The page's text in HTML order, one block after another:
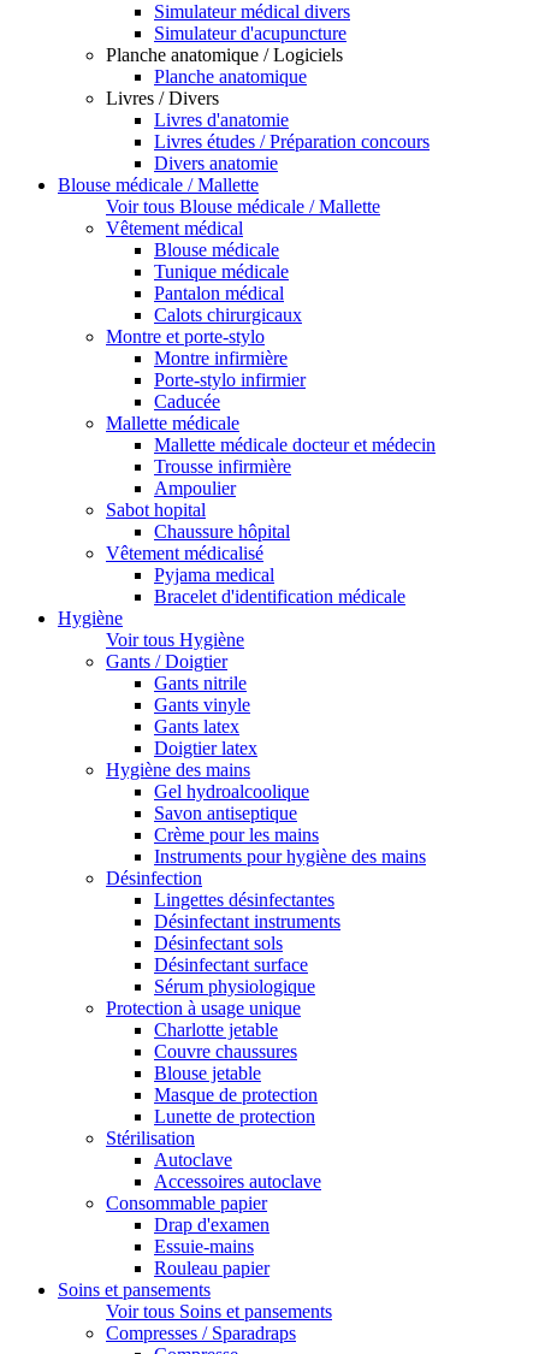
Simulateur médical divers
Simulateur d'acupuncture
Planche anatomique / Logiciels
Planche anatomique
Livres / Divers
Livres d'anatomie
Livres études / Préparation concours
Divers anatomie
Blouse médicale / Mallette
Voir tous Blouse médicale / Mallette
Vêtement médical
Blouse médicale
Tunique médicale
Pantalon médical
Calots chirurgicaux
Montre et porte-stylo
Montre infirmière
Porte-stylo infirmier
Caducée
Mallette médicale
Mallette médicale docteur et médecin
Trousse infirmière
Ampoulier
Sabot hopital
Chaussure hôpital
Vêtement médicalisé
Pyjama medical
Bracelet d'identification médicale
Hygiène
Voir tous Hygiène
Gants / Doigtier
Gants nitrile
Gants vinyle
Gants latex
Doigtier latex
Hygiène des mains
Gel hydroalcoolique
Savon antiseptique
Crème pour les mains
Instruments pour hygiène des mains
Désinfection
Lingettes désinfectantes
Désinfectant instruments
Désinfectant sols
Désinfectant surface
Sérum physiologique
Protection à usage unique
Charlotte jetable
Couvre chaussures
Blouse jetable
Masque de protection
Lunette de protection
Stérilisation
Autoclave
Accessoires autoclave
Consommable papier
Drap d'examen
Essuie-mains
Rouleau papier
Soins et pansements
Voir tous Soins et pansements
Compresses / Sparadraps